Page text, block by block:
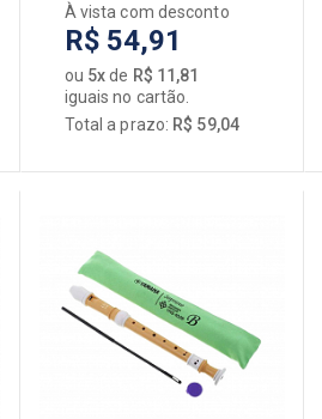
À vista com desconto
R$ 54,91
ou 5xde R$ 11,81
iguais no cartão.
Total a prazo: R$ 59,04